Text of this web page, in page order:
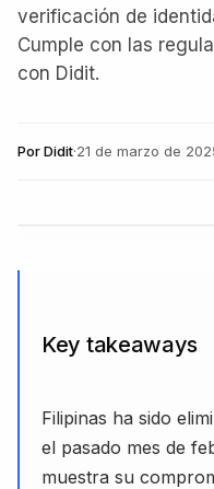
verificación de
Cumple con las
con Didit.
PorDidit·21 de marzo de
Key takeaways
Filipinas ha sido
el pasado mes de
muestra su